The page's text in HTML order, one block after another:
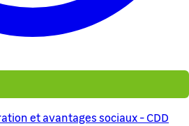
et avantages sociaux - CDD